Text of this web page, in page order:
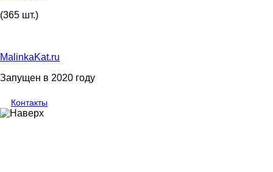
(365 шт.)
MalinkaKat.ru
Запущен в 2020 году
Контакты